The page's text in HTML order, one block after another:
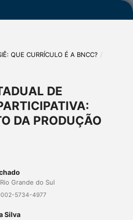
QUE CURRÍCULO É A BNCC? /
DE
DA PRODUÇÃO
Grande do Sul
5734-4977
Silva